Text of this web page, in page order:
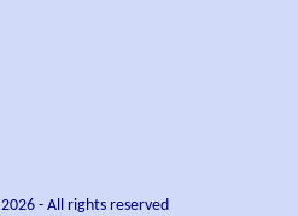
2026- All rights reserved